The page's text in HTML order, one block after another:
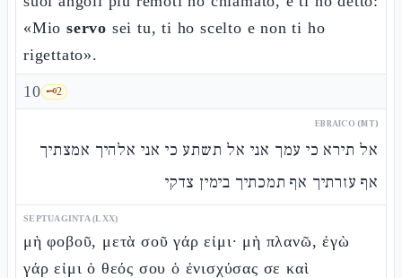
«Mio servo sei tu, ti ho scelto e non ti ho
rigettato».
10 🗝️2
EBRAICO (MT)
אל תירא כי עמך אני אל תשתע כי אני אלהיך אמצתיך
אף עזרתיך אף תמכתיך בימין צדקי
SEPTUAGINTA (LXX)
μὴ φοβοῦ, μετὰ σοῦ γάρ εἰμι· μὴ πλανῶ, ἐγὼ
γάρ εἰμι ὁ θεός σου ὁ ἐνισχύσας σε καὶ